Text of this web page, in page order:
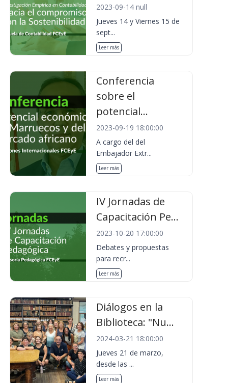
2023-09-14 null
Jueves 14 y Viernes 15 de
sept...
Leer más
Conferencia
sobre el
potencial...
2023-09-19 18:00:00
A cargo del del
Embajador Extr...
Leer más
IV Jornadas de
Capacitación Pe...
2023-10-20 17:00:00
Debates y propuestas
para recr...
Leer más
Diálogos en la
Biblioteca: "Nu...
2024-03-21 18:00:00
Jueves 21 de marzo,
desde las ...
Leer más